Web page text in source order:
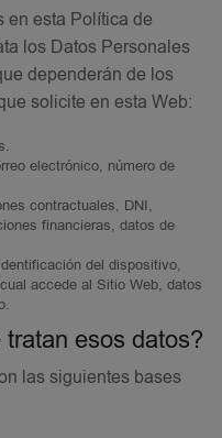
en esta Política de
los Datos Personales
dependerán de los
solicite en esta Web:
electrónico, número de
contractuales, DNI,
financieras, datos de
del dispositivo,
accede al Sitio Web, datos
esos datos?
las siguientes bases